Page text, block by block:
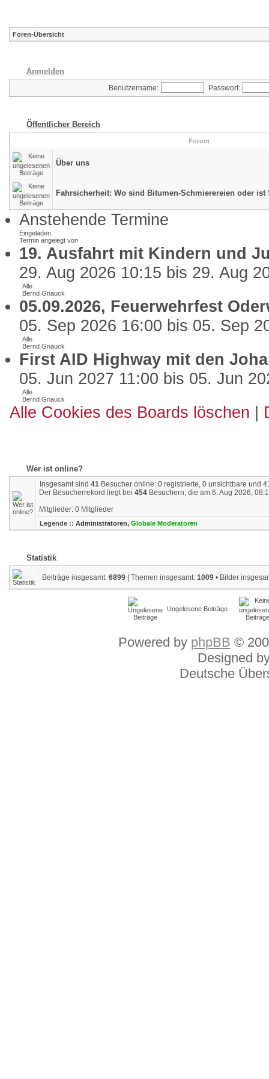
Foren-Übersicht
Anmelden
Benutzername: Passwort:
Öffentlicher Bereich
Forum
Über uns
Fahrsicherheit: Wo sind Bitumen-Schmierereien oder ist
Anstehende Termine
Eingeladen
Termin angelegt von
19. Ausfahrt mit Kindern und
29. Aug 2026 10:15 bis 29. Aug
Alle
Bernd Gnauck
05.09.2026, Feuerwehrfest
05. Sep 2026 16:00 bis 05. Sep
Alle
Bernd Gnauck
First AID Highway mit den
05. Jun 2027 11:00 bis 05. Jun
Alle
Bernd Gnauck
Alle Cookies des Boards löschen |
Wer ist online?
Insgesamt sind 41 Besucher online: 0 registrierte, 0 unsichtbare und
Der Besucherrekord liegt bei 454 Besuchern, die am 6. Aug 2026,
Mitglieder: 0 Mitglieder
Legende :: Administratoren, Globale Moderatoren
Statistik
Beiträge insgesamt: 6899 | Themen insgesamt: 1009 • Bilder
Ungelesene Beiträge
Powered by phpBB ©
Designed
Deutsche